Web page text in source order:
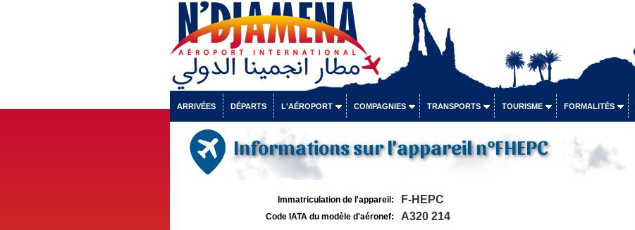
ARRIVÉES DÉPARTS L'AÉROPORT COMPAGNIES TRANSPORTS TOURISME FORMALITÉS
Informations sur l'appareil n°FHEPC
Immatriculation de l'appareil: F-HEPC
Code IATA du modèle d'aéronef: A320 214